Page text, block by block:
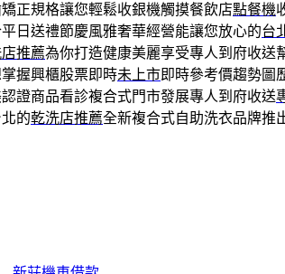
正規格讓您輕鬆收銀機觸摸餐飲店點餐機
日送禮節慶風雅奢華經營能讓您放心的台
推薦為你打造健康美麗享受專人到府收送
握興櫃股票即時未上市即時參考價趨勢圖
證商品看診複合式門市發展專人到府收送
的乾洗店推薦全新複合式自助洗衣品牌推